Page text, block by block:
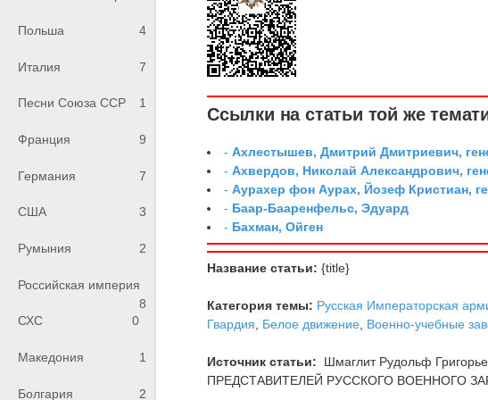
Польша 4
Италия 7
Песни Союза ССР 1
Франция 9
Германия 7
США 3
Румыния 2
Российская империя
8
СХС
0
Македония 1
Болгария 2
Ссылки на статьи той же
-Ахлестышев, Дмитрий Дмитриевич,
-Ахвердов, Николай Александрович,
-Аурахер фон Аурах, Йозеф Кристиан,
- Баар-Бааренфельс, Эдуард
- Бахман, Ойген
Название статьи: {title}
Категория темы: Русская Императорская
Гвардия
Белое движение Военно-учебные
Источник статьи:
Шмаглит Рудольф
ПРЕДСТАВИТЕЛЕЙ РУССКОГО ВОЕННОГО